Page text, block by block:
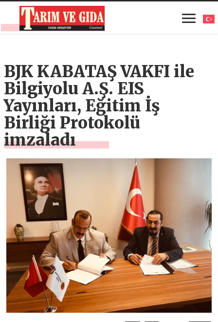
BJK KABATAŞ VAKFI ile
Bilgiyolu A.Ş. EIS
Yayınları, Eğitim İş
Birliği Protokolü
imzaladı